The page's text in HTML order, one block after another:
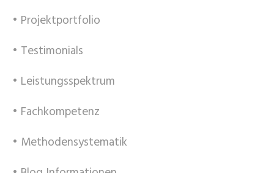
• Projektportfolio
• Testimonials
• Leistungsspektrum
• Fachkompetenz
• Methodensystematik